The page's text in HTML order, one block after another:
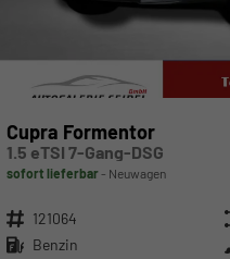
Cupra Formentor
1.5 eTSI 7-Gang-DSG
sofort lieferbar Neuwagen
Fahrzeugnr. 121064
Kraftstoff Benzin